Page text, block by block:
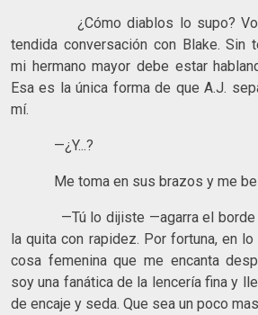
¿Cómo diablos lo supo? Voy
tendida conversación con Blake. Sin
mi hermano mayor debe estar
Esa es la única forma de que A.J.
mí.
—¿Y...?
Me toma en sus brazos y me
—Tú lo dijiste —agarra el borde
la quita con rapidez. Por fortuna, en
cosa femenina que me encanta
soy una fanática de la lencería fina y
de encaje y seda. Que sea un poco